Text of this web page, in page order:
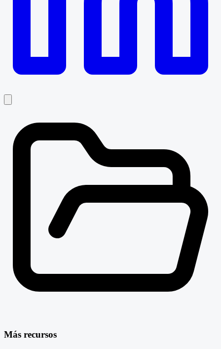
Más recursos